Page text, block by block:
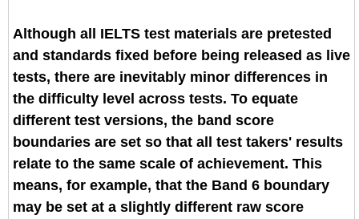
Although all IELTS test materials are pretested
and standards fixed before being released as live
tests, there are inevitably minor differences in
the difficulty level across tests. To equate
different test versions, the band score
boundaries are set so that all test takers' results
relate to the same scale of achievement. This
means, for example, that the Band 6 boundary
may be set at a slightly different raw score